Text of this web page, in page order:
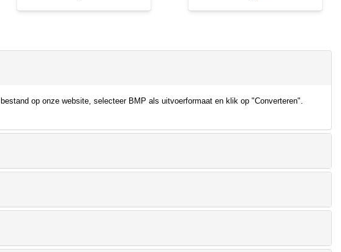
op onze website, selecteer BMP als uitvoerformaat en klik op "Converteren".